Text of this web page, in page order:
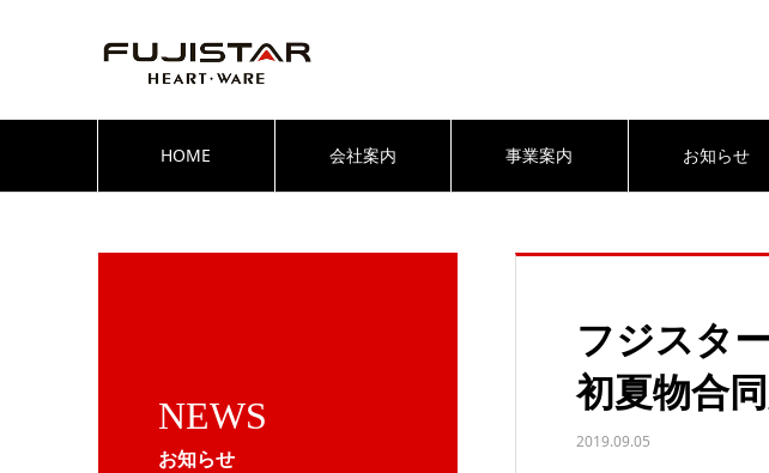
HOME 会社案内 事業案内 お知らせ
NEWS
お知らせ
フジスタ
初夏物合
2019.09.05